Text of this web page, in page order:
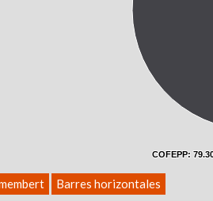
COFEPP:
COFEPP:
Barres horizontales